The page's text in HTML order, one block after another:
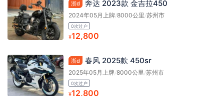
浙d 奔达 2023款 金吉拉450
2024年05月上牌/8000公里/苏州市
0次过户
¥12,800
浙d 春风 2025款 450sr
2025年05月上牌/8000公里/苏州市
0次过户
¥12,800